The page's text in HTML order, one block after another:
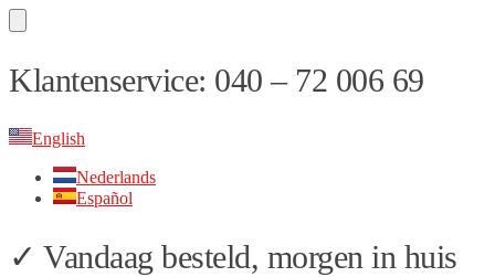
Skip
to
Skip
to
Klantenservice: 040 – 72 006 69
English
Nederlands
Español
✓ Vandaag besteld, morgen in huis